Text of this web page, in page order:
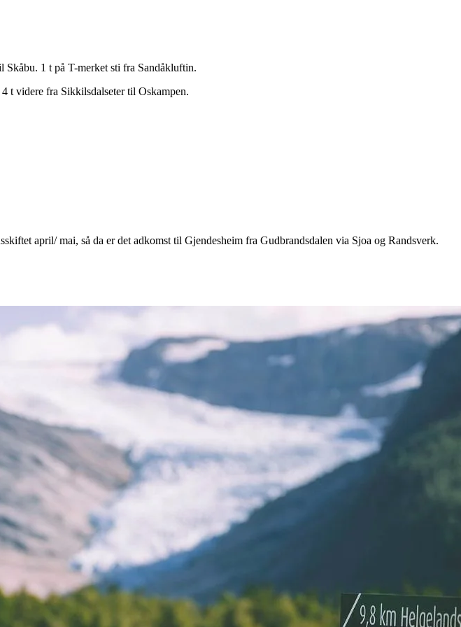
Skåbu. 1 t på T-merket sti fra Sandåkluftin.
t videre fra Sikkilsdalseter til Oskampen.
april/ mai, så da er det adkomst til Gjendesheim fra Gudbrandsdalen via Sjoa og Randsverk.